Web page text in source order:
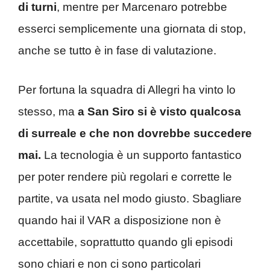
di turni, mentre per Marcenaro potrebbe
esserci semplicemente una giornata di stop,
anche se tutto è in fase di valutazione.
Per fortuna la squadra di Allegri ha vinto lo
stesso, ma a San Siro si è visto qualcosa
di surreale e che non dovrebbe succedere
mai. La tecnologia è un supporto fantastico
per poter rendere più regolari e corrette le
partite, va usata nel modo giusto. Sbagliare
quando hai il VAR a disposizione non è
accettabile, soprattutto quando gli episodi
sono chiari e non ci sono particolari